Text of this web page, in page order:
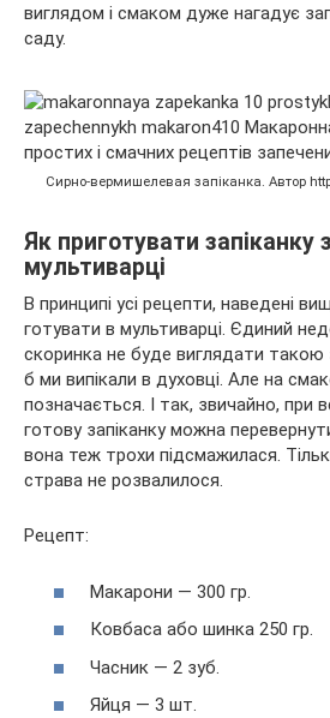
виглядом і смаком дуже нагадує
саду.
Сирно-вермишелевая запіканка. Автор
Як приготувати запіканку
мультиварці
В принципі усі рецепти, наведені
готувати в мультиварці. Єдиний
скоринка не буде виглядати
б ми випікали в духовці. Але на
позначається. І так, звичайно, при
готову запіканку можна
вона теж трохи підсмажилася.
страва не розвалилося.
Рецепт:
Макарони — 300 гр.
Ковбаса або шинка 250 гр.
Часник — 2 зуб.
Яйця — 3 шт.